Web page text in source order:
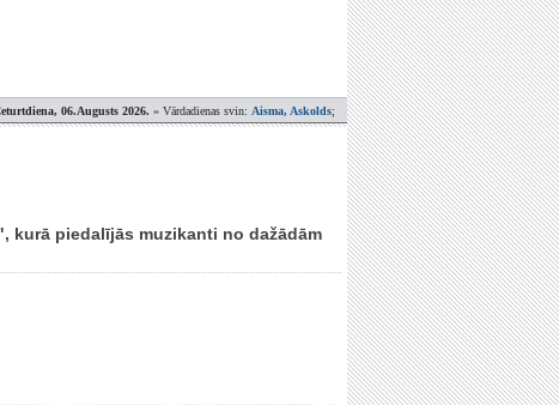
06.Augusts 2026. » Vārdadienas svin: Aisma, Askolds;
kurā piedalījās muzikanti no dažādām